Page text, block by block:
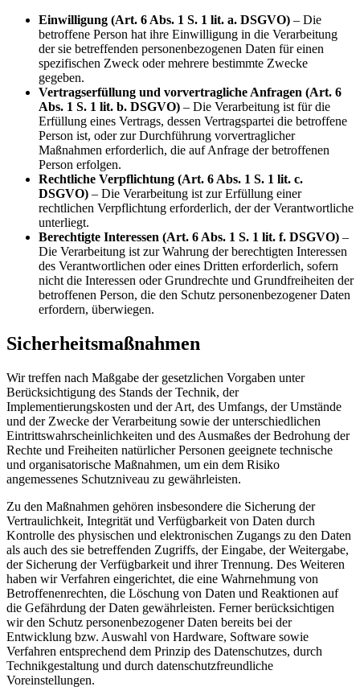
Einwilligung (Art. 6 Abs. 1 S. 1 lit. a. DSGVO) – Die
betroffene Person hat ihre Einwilligung in die Verarbeitung
der sie betreffenden personenbezogenen Daten für einen
spezifischen Zweck oder mehrere bestimmte Zwecke
gegeben.
Vertragserfüllung und vorvertragliche Anfragen (Art. 6
Abs. 1 S. 1 lit. b. DSGVO) – Die Verarbeitung ist für die
Erfüllung eines Vertrags, dessen Vertragspartei die betroffene
Person ist, oder zur Durchführung vorvertraglicher
Maßnahmen erforderlich, die auf Anfrage der betroffenen
Person erfolgen.
Rechtliche Verpflichtung (Art. 6 Abs. 1 S. 1 lit. c.
DSGVO) – Die Verarbeitung ist zur Erfüllung einer
rechtlichen Verpflichtung erforderlich, der der Verantwortliche
unterliegt.
Berechtigte Interessen (Art. 6 Abs. 1 S. 1 lit. f. DSGVO) –
Die Verarbeitung ist zur Wahrung der berechtigten Interessen
des Verantwortlichen oder eines Dritten erforderlich, sofern
nicht die Interessen oder Grundrechte und Grundfreiheiten der
betroffenen Person, die den Schutz personenbezogener Daten
erfordern, überwiegen.
Sicherheitsmaßnahmen
Wir treffen nach Maßgabe der gesetzlichen Vorgaben unter
Berücksichtigung des Stands der Technik, der
Implementierungskosten und der Art, des Umfangs, der Umstände
und der Zwecke der Verarbeitung sowie der unterschiedlichen
Eintrittswahrscheinlichkeiten und des Ausmaßes der Bedrohung der
Rechte und Freiheiten natürlicher Personen geeignete technische
und organisatorische Maßnahmen, um ein dem Risiko
angemessenes Schutzniveau zu gewährleisten.
Zu den Maßnahmen gehören insbesondere die Sicherung der
Vertraulichkeit, Integrität und Verfügbarkeit von Daten durch
Kontrolle des physischen und elektronischen Zugangs zu den Daten
als auch des sie betreffenden Zugriffs, der Eingabe, der Weitergabe,
der Sicherung der Verfügbarkeit und ihrer Trennung. Des Weiteren
haben wir Verfahren eingerichtet, die eine Wahrnehmung von
Betroffenenrechten, die Löschung von Daten und Reaktionen auf
die Gefährdung der Daten gewährleisten. Ferner berücksichtigen
wir den Schutz personenbezogener Daten bereits bei der
Entwicklung bzw. Auswahl von Hardware, Software sowie
Verfahren entsprechend dem Prinzip des Datenschutzes, durch
Technikgestaltung und durch datenschutzfreundliche
Voreinstellungen.